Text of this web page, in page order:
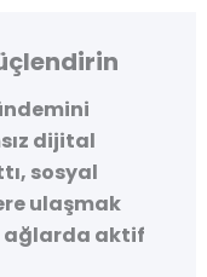
dijital
, sosyal
ulaşmak
ağlarda aktif